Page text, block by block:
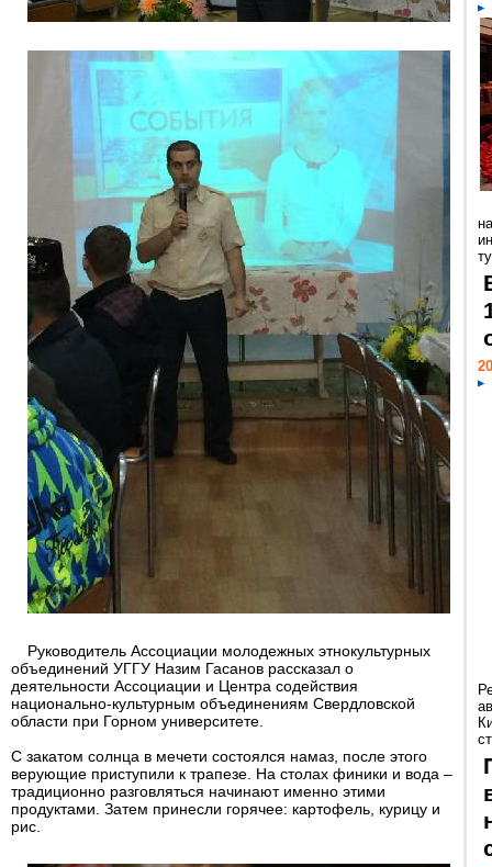
Руководитель Ассоциации молодежных этнокультурных
объединений УГГУ Назим Гасанов рассказал о
деятельности Ассоциации и Центра содействия
национально-культурным объединениям Свердловской
области при Горном университете.
С закатом солнца в мечети состоялся намаз, после этого
верующие приступили к трапезе. На столах финики и вода –
традиционно разговляться начинают именно этими
продуктами. Затем принесли горячее: картофель, курицу и
рис.